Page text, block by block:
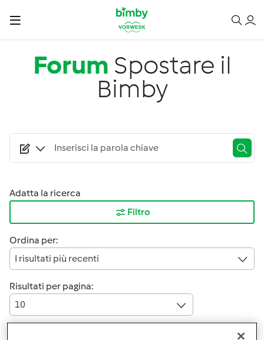
Salta al contenuto principale
Forum Spostare il
Bimby
Adatta la ricerca
Filtro
Ordina per:
I risultati più recenti
Risultati per pagina:
10